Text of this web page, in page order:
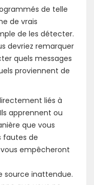
de telle
de vrais
de les détecter.
devriez remarquer
quels messages
proviennent de
liés à
apprennent ou
que vous
fautes de
empêcheront
source inattendue.